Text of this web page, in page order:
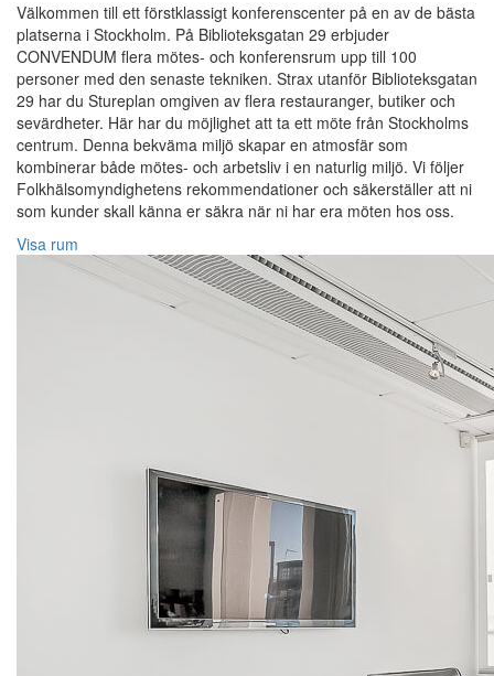
Välkommen till ett förstklassigt konferenscenter på en av de bästa
platserna i Stockholm. På Biblioteksgatan 29 erbjuder
CONVENDUM flera mötes- och konferensrum upp till 100
personer med den senaste tekniken. Strax utanför Biblioteksgatan
29 har du Stureplan omgiven av flera restauranger, butiker och
sevärdheter. Här har du möjlighet att ta ett möte från Stockholms
centrum. Denna bekväma miljö skapar en atmosfär som
kombinerar både mötes- och arbetsliv i en naturlig miljö. Vi följer
Folkhälsomyndighetens rekommendationer och säkerställer att ni
som kunder skall känna er säkra när ni har era möten hos oss.
Visa rum